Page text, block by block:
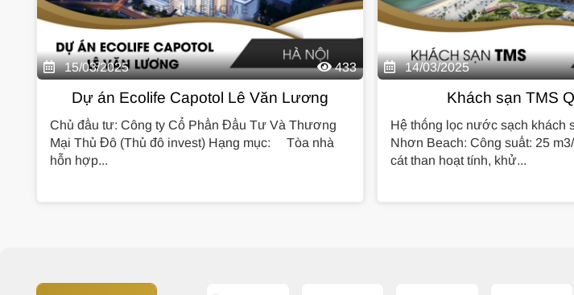
15/03/2025 433
Dự án Ecolife Capotol Lê Văn Lương
Chủ đầu tư: Công ty Cổ Phần Đầu Tư Và Thương
Mại Thủ Đô (Thủ đô invest) Hạng mục: Tòa nhà
hỗn hợp...
14/03/2025
Khách sạn TMS
Hệ thống lọc nước sạch khách
Nhơn Beach: Công suất: 25
cát than hoạt tính, khử...